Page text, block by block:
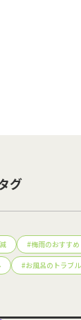
グ
#梅雨のおすすめ
#お風呂のトラブル